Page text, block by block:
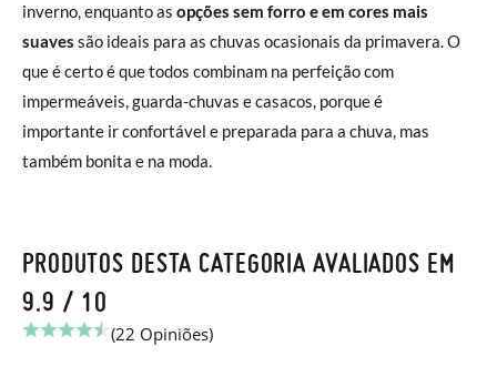
inverno, enquanto as opções sem forro e em cores mais
suaves são ideais para as chuvas ocasionais da primavera. O
que é certo é que todos combinam na perfeição com
impermeáveis, guarda-chuvas e casacos, porque é
importante ir confortável e preparada para a chuva, mas
também bonita e na moda.
PRODUTOS DESTA CATEGORIA AVALIADOS EM
9.9 / 10
(22 Opiniões)